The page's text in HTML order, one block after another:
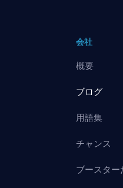
会社
概要
ブログ
用語集
チャンス
ブースター